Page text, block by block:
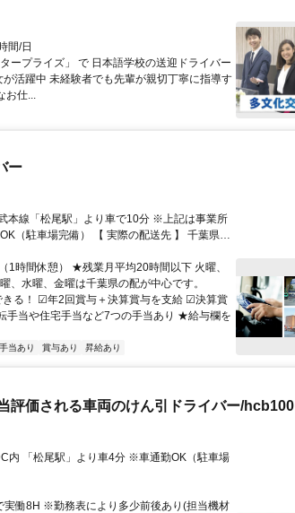
間/日
ープライズ」 で 日本語学校の送迎ドライバー
活躍中 未経験者でも先輩が親切丁寧に指導す
お仕...
ー
）
1時間休憩） ★残業月平均20時間以下 火曜、
、水曜、金曜は千葉県の配が中心です。
きる！ ☑年2回賞与＋決算賞与を支給 ☑決算賞
手当や住宅手当など7つの手当あり ★給与欄を
当あり 賞与あり 昇給あり
評価される車両のけん引ドライバー/hcb100
実働8H ※勤務表により多少前後あり(担当機材